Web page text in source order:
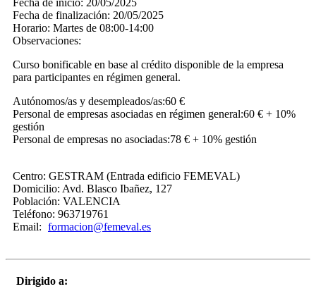
Fecha de finalización: 20/05/2025
Horario: Martes de 08:00-14:00
Observaciones:
Curso bonificable en base al crédito disponible de la empresa
para participantes en régimen general.
Autónomos/as y desempleados/as:​60 €
Personal de empresas asociadas en régimen general:​60 € + 10%​
gestión​
Personal de empresas no asociadas:​78 € + 10% gestión
Centro: GESTRAM (Entrada edificio FEMEVAL)
Domicilio: Avd. Blasco Ibañez, 127
Población: VALENCIA
Teléfono: 963719761
Email: formacion@femeval.es
Dirigido a: